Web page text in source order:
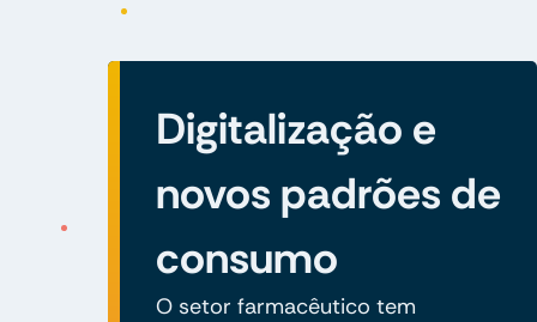
Digitalização e
novos padrões de
consumo
O setor farmacêutico tem